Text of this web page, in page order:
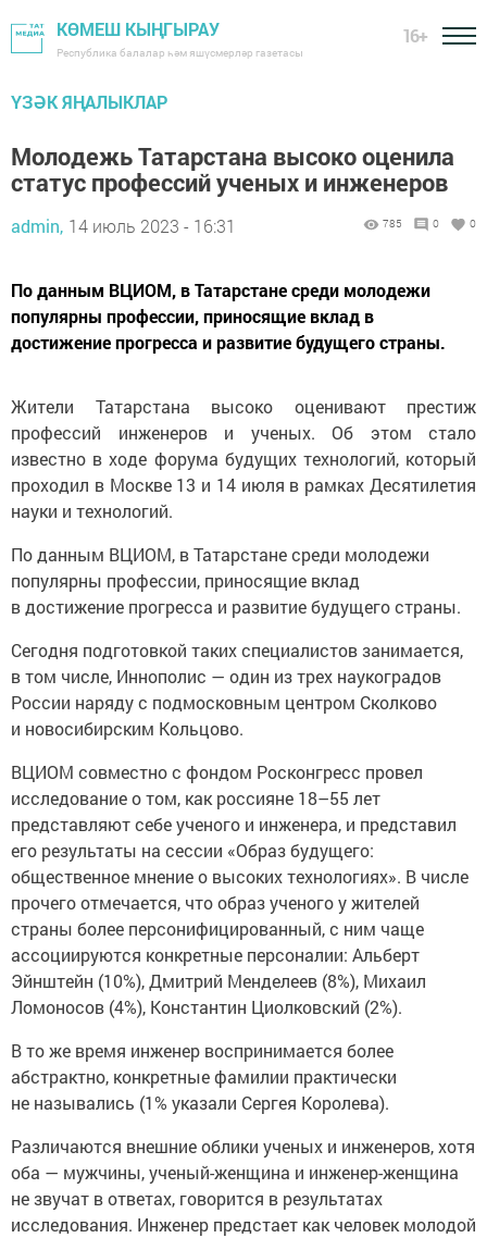
КӨМЕШ КЫҢГЫРАУ
Республика балалар һәм яшүсмерләр газетасы
16+
ҮЗӘК ЯҢАЛЫКЛАР
Молодежь Татарстана высоко оценила
статус профессий ученых и инженеров
admin, 14 июль 2023 - 16:31 785 0 0
По данным ВЦИОМ, в Татарстане среди молодежи
популярны профессии, приносящие вклад в
достижение прогресса и развитие будущего страны.
Жители Татарстана высоко оценивают престиж
профессий инженеров и ученых. Об этом стало
известно в ходе форума будущих технологий, который
проходил в Москве 13 и 14 июля в рамках Десятилетия
науки и технологий.
По данным ВЦИОМ, в Татарстане среди молодежи
популярны профессии, приносящие вклад
в достижение прогресса и развитие будущего страны.
Сегодня подготовкой таких специалистов занимается,
в том числе, Иннополис — один из трех наукоградов
России наряду с подмосковным центром Сколково
и новосибирским Кольцово.
ВЦИОМ совместно с фондом Росконгресс провел
исследование о том, как россияне 18–55 лет
представляют себе ученого и инженера, и представил
его результаты на сессии «Образ будущего:
общественное мнение о высоких технологиях». В числе
прочего отмечается, что образ ученого у жителей
страны более персонифицированный, с ним чаще
ассоциируются конкретные персоналии: Альберт
Эйнштейн (10%), Дмитрий Менделеев (8%), Михаил
Ломоносов (4%), Константин Циолковский (2%).
В то же время инженер воспринимается более
абстрактно, конкретные фамилии практически
не назывались (1% указали Сергея Королева).
Различаются внешние облики ученых и инженеров, хотя
оба — мужчины, ученый-женщина и инженер-женщина
не звучат в ответах, говорится в результатах
исследования. Инженер предстает как человек молодой